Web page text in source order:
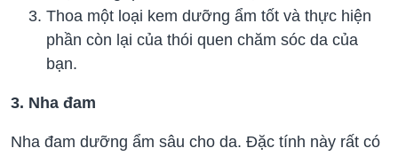
Thoa một loại kem dưỡng ẩm tốt và thực hiện
phần còn lại của thói quen chăm sóc da của
bạn.
3. Nha đam
Nha đam dưỡng ẩm sâu cho da. Đặc tính này rất có